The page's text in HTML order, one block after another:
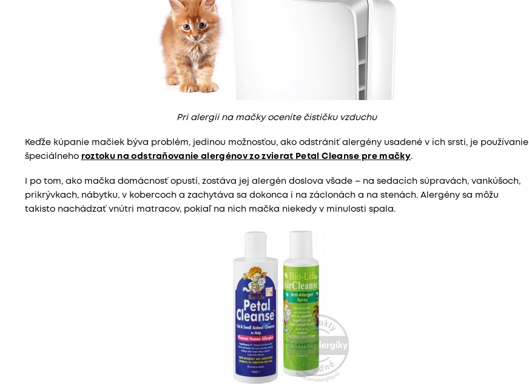
Pri alergii na mačky oceníte čističku vzduchu
Keďže kúpanie mačiek býva problém, jedinou možnosťou, ako odstrániť alergény usadené v ich srsti, je používanie
špeciálneho roztoku na odstraňovanie alergénov zo zvierat Petal Cleanse pre mačky.
I po tom, ako mačka domácnosť opustí, zostáva jej alergén doslova všade – na sedacích súpravách, vankúšoch,
prikrývkach, nábytku, v kobercoch a zachytáva sa dokonca i na záclonách a na stenách. Alergény sa môžu
takisto nachádzať vnútri matracov, pokiaľ na nich mačka niekedy v minulosti spala.